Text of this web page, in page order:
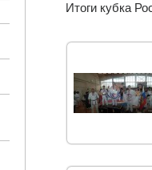
Итоги кубка